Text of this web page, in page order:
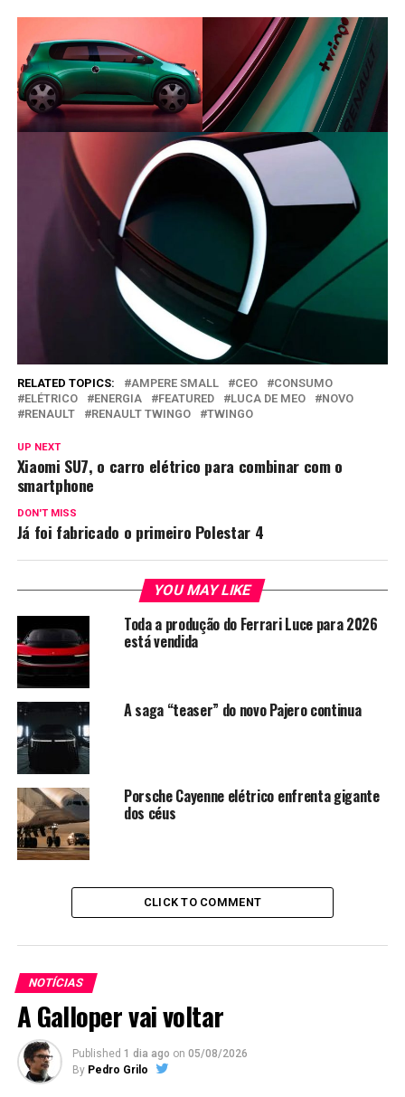
RELATED TOPICS: AMPERE SMALL CEO
CONSUMO
ELÉTRICO
ENERGIA FEATURED LUCA DE MEO
NOVO
RENAULT
RENAULT TWINGO TWINGO
UP NEXT
Xiaomi SU7, o carro elétrico para combinar com o
smartphone
DON'T MISS
Já foi fabricado o primeiro Polestar 4
YOU MAY LIKE
Toda a produção do Ferrari Luce para 2026
está vendida
A saga “teaser” do novo Pajero continua
Porsche Cayenne elétrico enfrenta gigante
dos céus
CLICK TO COMMENT
NOTÍCIAS
A Galloper vai voltar
Published 1 dia ago on 05/08/2026
By Pedro Grilo